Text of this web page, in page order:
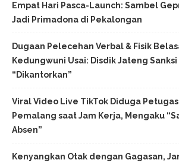
Empat Hari Pasca-Launch: Sambel
Jadi Primadona di Pekalongan
Dugaan Pelecehan Verbal & Fisik
Kedungwuni Usai: Disdik Jateng Sanksi
“Dikantorkan”
Viral Video Live TikTok Diduga Petugas
Pemalang saat Jam Kerja, Mengaku
Absen”
Kenyangkan Otak dengan Gagasan,